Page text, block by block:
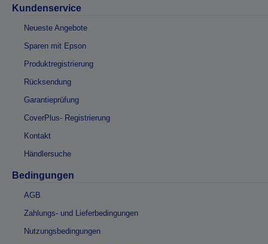
Kundenservice
Neueste Angebote
Sparen mit Epson
Produktregistrierung
Rücksendung
Garantieprüfung
CoverPlus- Registrierung
Kontakt
Händlersuche
Bedingungen
AGB
Zahlungs- und Lieferbedingungen
Nutzungsbedingungen